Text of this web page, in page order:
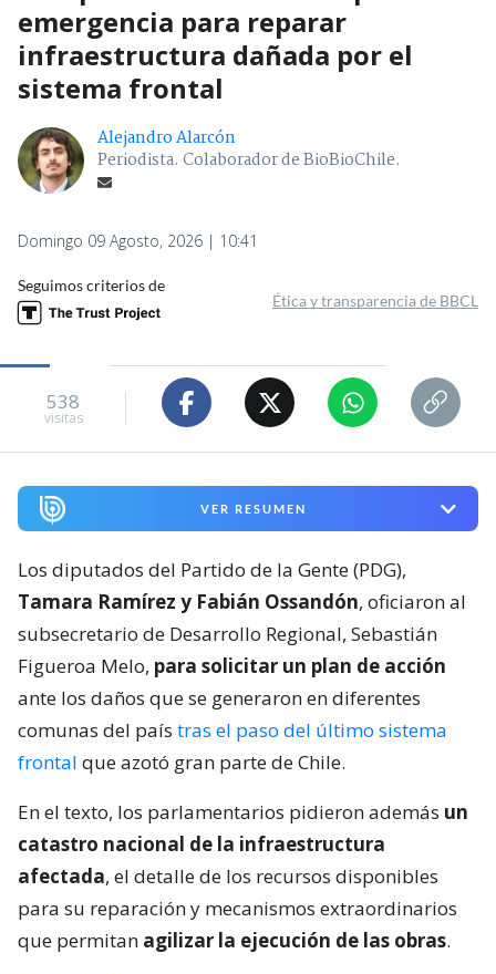
emergencia para reparar
infraestructura dañada por el
sistema frontal
Alejandro Alarcón
Periodista. Colaborador de BioBioChile.
Domingo 09 Agosto, 2026 | 10:41
Seguimos criterios de
Ética y transparencia de BBCL
538
visitas
VER RESUMEN
Los diputados del Partido de la Gente (PDG),
Tamara Ramírez y Fabián Ossandón, oficiaron al
subsecretario de Desarrollo Regional, Sebastián
Figueroa Melo, para solicitar un plan de acción
ante los daños que se generaron en diferentes
comunas del país tras el paso del último sistema
frontal que azotó gran parte de Chile.
En el texto, los parlamentarios pidieron además un
catastro nacional de la infraestructura
afectada, el detalle de los recursos disponibles
para su reparación y mecanismos extraordinarios
que permitan agilizar la ejecución de las obras.